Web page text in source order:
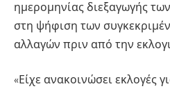
ημερομηνίας διεξαγωγής
στη ψήφιση των
αλλαγών πριν από την
«Είχε ανακοινώσει εκλογές